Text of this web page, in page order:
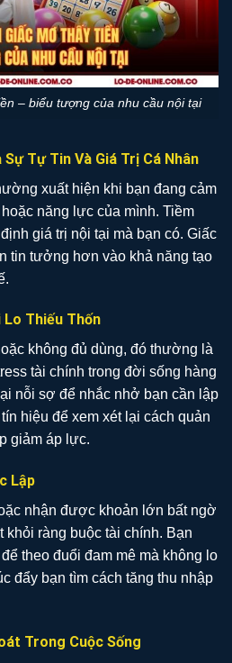
– biểu tượng của nhu cầu nội tại
Tự Tin Và Giá Trị Cá Nhân
xuất hiện khi bạn đang cảm
năng lực của mình. Tiềm
giá trị nội tại mà bạn có. Giấc
tin tưởng hơn vào khả năng tạo
Lo Thiếu Thốn
không đủ dùng, đó thường là
tài chính trong đời sống hàng
nỗi sợ để nhắc nhở bạn cần lập
hiệu để xem xét lại cách quản
giảm áp lực.
Lập
nhận được khoản lớn bất ngờ
khỏi ràng buộc tài chính. Bạn
theo đuổi đam mê mà không lo
đẩy bạn tìm cách tăng thu nhập
Trong Cuộc Sống